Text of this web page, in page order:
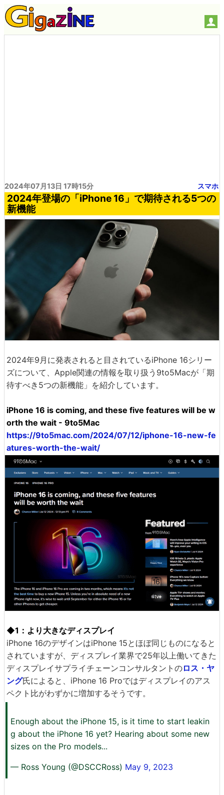
2024年07月13日 17時15分 スマホ
2024年登場の「iPhone 16」で期待される5つの
新機能
2024年9月に発表されると目されているiPhone 16シリー
ズについて、Apple関連の情報を取り扱う9to5Macが「期
待すべき5つの新機能」を紹介しています。
iPhone 16 is coming, and these five features will be w
orth the wait - 9to5Mac
https://9to5mac.com/2024/07/12/iphone-16-new-fe
atures-worth-the-wait/
◆1：より大きなディスプレイ
iPhone 16のデザインはiPhone 15とほぼ同じものになると
されていますが、ディスプレイ業界で25年以上働いてきた
ディスプレイサプライチェーンコンサルタントのロス・ヤ
ング氏によると、iPhone 16 Proではディスプレイのアス
ペクト比がわずかに増加するそうです。
Enough about the iPhone 15, is it time to start leakin
g about the iPhone 16 yet? Hearing about some new
sizes on the Pro models...
— Ross Young (@DSCCRoss) May 9, 2023